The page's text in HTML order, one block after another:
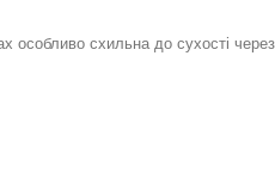
особливо схильна до сухості